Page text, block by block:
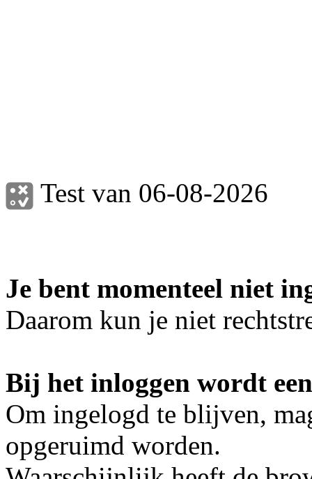
Test van 06-08-2026
Je bent momenteel niet
Daarom kun je niet
Bij het inloggen wordt
Om ingelogd te blijven,
opgeruimd worden.